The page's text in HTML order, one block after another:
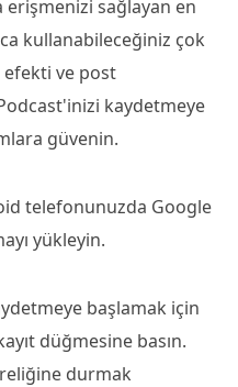
erişmenizi sağlayan en
kullanabileceğiniz çok
efekti ve post
kaydetmeye
güvenin.
telefonunuzda Google
yükleyin.
başlamak için
düğmesine basın.
durmak